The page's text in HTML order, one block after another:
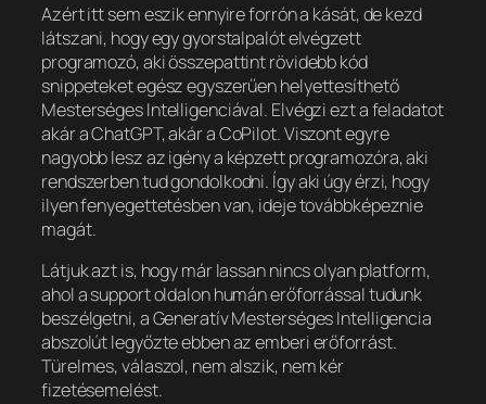
Azért itt sem eszik ennyire forrón a kását, de kezd
látszani, hogy egy gyorstalpalót elvégzett
programozó, aki összepattint rövidebb kód
snippeteket egész egyszerűen helyettesíthető
Mesterséges Intelligenciával. Elvégzi ezt a feladatot
akár a ChatGPT, akár a CoPilot. Viszont egyre
nagyobb lesz az igény a képzett programozóra, aki
rendszerben tud gondolkodni. Így aki úgy érzi, hogy
ilyen fenyegettetésben van, ideje továbbképeznie
magát.
Látjuk azt is, hogy már lassan nincs olyan platform,
ahol a support oldalon humán erőforrással tudunk
beszélgetni, a Generatív Mesterséges Intelligencia
abszolút legyőzte ebben az emberi erőforrást.
Türelmes, válaszol, nem alszik, nem kér
fizetésemelést.